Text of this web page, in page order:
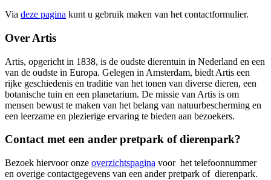
Via deze pagina kunt u gebruik maken van het contactformulier.
Over Artis
Artis, opgericht in 1838, is de oudste dierentuin in Nederland en een
van de oudste in Europa. Gelegen in Amsterdam, biedt Artis een
rijke geschiedenis en traditie van het tonen van diverse dieren, een
botanische tuin en een planetarium. De missie van Artis is om
mensen bewust te maken van het belang van natuurbescherming en
een leerzame en plezierige ervaring te bieden aan bezoekers.
Contact met een ander pretpark of dierenpark?
Bezoek hiervoor onze overzichtspagina voor het telefoonnummer
en overige contactgegevens van een ander pretpark of dierenpark.